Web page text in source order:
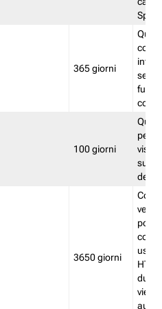
Split
365 giorni
100 giorni
su
3650 giorni
viene